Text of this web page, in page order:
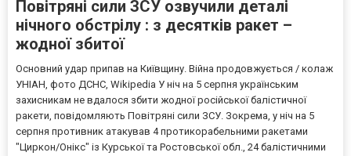
Повітряні сили ЗСУ озвучили деталі
нічного обстрілу : з десятків ракет –
жодної збитої
Основний удар припав на Київщину. Війна продовжується / колаж
УНІАН, фото ДСНС, Wikipedia У ніч на 5 серпня українським
захисникам не вдалося збити жодної російської балістичної
ракети, повідомляють Повітряні сили ЗСУ. Зокрема, у ніч на 5
серпня противник атакував 4 протикорабельними ракетами
"Циркон/Онікс" із Курської та Ростовської обл., 24 балістичними